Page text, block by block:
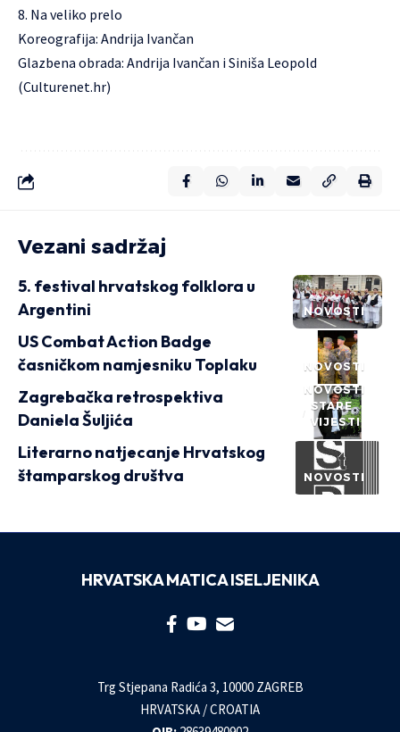
8. Na veliko prelo
Koreografija: Andrija Ivančan
Glazbena obrada: Andrija Ivančan i Siniša Leopold
(Culturenet.hr)
Vezani sadržaj
NOVOSTI
5. festival hrvatskog folklora u
Argentini
NOVOSTI
US Combat Action Badge
časničkom namjesniku Toplaku
NOVOSTI
STARE
VIJESTI
Zagrebačka retrospektiva
Daniela Šuljića
NOVOSTI
Literarno natjecanje Hrvatskog
štamparskog društva
HRVATSKA MATICA ISELJENIKA
Trg Stjepana Radića 3, 10000 ZAGREB
HRVATSKA / CROATIA